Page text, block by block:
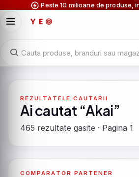
Peste 10 milioane de produse,
REZULTATELE CAUTARII
Ai cautat “Akai”
465 rezultate gasite · Pagina 1
COMPARATOR PARTENER